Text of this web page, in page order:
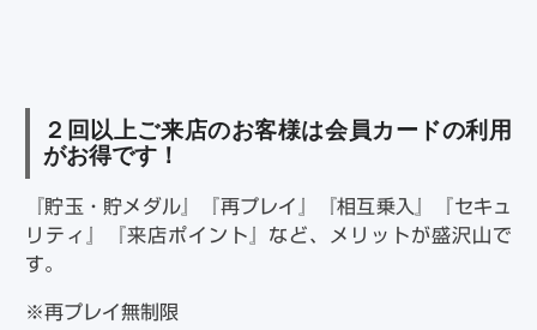
２回以上ご来店のお客様は会員カードの利用
がお得です！
『貯玉・貯メダル』『再プレイ』『相互乗入』『セキュ
リティ』『来店ポイント』など、メリットが盛沢山で
す。
※再プレイ無制限